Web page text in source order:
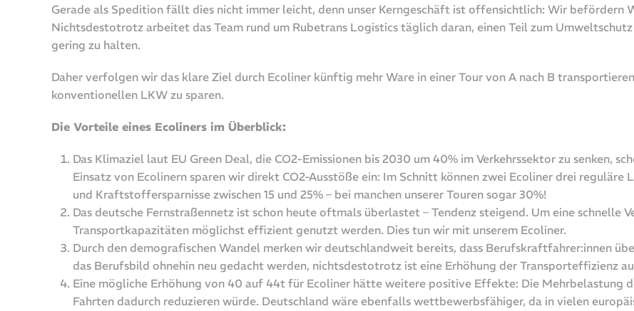
Gerade als Spedition fällt dies nicht immer leicht, denn unser Kerngeschäft ist offensichtlich: Wir befördern
Nichtsdestotrotz arbeitet das Team rund um Rubetrans Logistics täglich daran, einen Teil zum
gering zu halten.
Daher verfolgen wir das klare Ziel durch Ecoliner künftig mehr Ware in einer Tour von A nach B
konventionellen LKW zu sparen.
Die Vorteile eines Ecoliners im Überblick:
Das Klimaziel laut EU Green Deal, die CO2-Emissionen bis 2030 um 40% im Verkehrssektor zu senken,
Einsatz von Ecolinern sparen wir direkt CO2-Ausstöße ein: Im Schnitt können zwei Ecoliner drei
und Kraftstoffersparnisse zwischen 15 und 25% – bei manchen unserer Touren sogar 30%!
Das deutsche Fernstraßennetz ist schon heute oftmals überlastet – Tendenz steigend. Um eine schnelle
Transportkapazitäten möglichst effizient genutzt werden. Dies tun wir mit unserem Ecoliner.
Durch den demografischen Wandel merken wir deutschlandweit bereits, dass Berufskraftfahrer:innen
das Berufsbild ohnehin neu gedacht werden, nichtsdestotrotz ist eine Erhöhung der Transporteffizienz
Eine mögliche Erhöhung von 40 auf 44t für Ecoliner hätte weitere positive Effekte: Die Mehrbelastung
Fahrten dadurch reduzieren würde. Deutschland wäre ebenfalls wettbewerbsfähiger, da in vielen